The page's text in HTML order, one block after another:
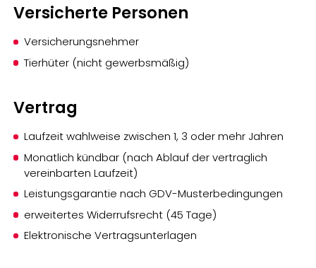
Versicherte Personen
Versicherungsnehmer
Tierhüter (nicht gewerbsmäßig)
Vertrag
Laufzeit wahlweise zwischen 1, 3 oder mehr Jahren
Monatlich kündbar (nach Ablauf der vertraglich
vereinbarten Laufzeit)
Leistungsgarantie nach GDV-Musterbedingungen
erweitertes Widerrufsrecht (45 Tage)
Elektronische Vertragsunterlagen